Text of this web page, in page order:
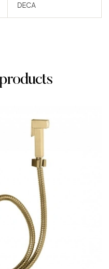
DECA